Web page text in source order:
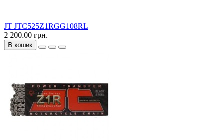
JT JTC525Z1RGG108RL
2 200.00 грн.
В кошик